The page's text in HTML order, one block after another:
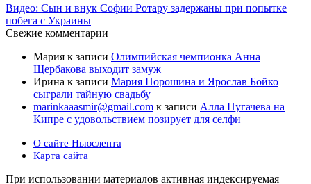
Видео: Сын и внук Софии Ротару задержаны при попытке
побега с Украины
Свежие комментарии
Мария к записи Олимпийская чемпионка Анна
Щербакова выходит замуж
Ирина к записи Мария Порошина и Ярослав Бойко
сыграли тайную свадьбу
marinkaaasmir@gmail.com к записи Алла Пугачева на
Кипре с удовольствием позирует для селфи
О сайте Ньюслента
Карта сайта
При использовании материалов активная индексируемая